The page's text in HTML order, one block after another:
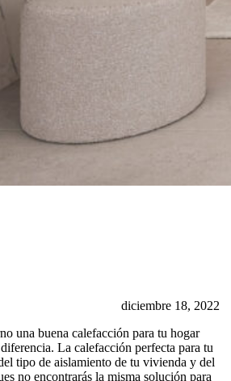
diciembre 18, 2022
una buena calefacción para tu hogar
La calefacción perfecta para tu
tipo de aislamiento de tu vivienda y del
no encontrarás la misma solución para